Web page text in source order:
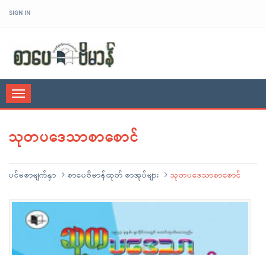
SIGN IN
Toggle
navigation
သုတပဒေသာစာစောင်
ပင်မစာမျက်နှာ စာပေဗိမာန်ထုတ် စာအုပ်များ သုတပဒေသာစာစောင်